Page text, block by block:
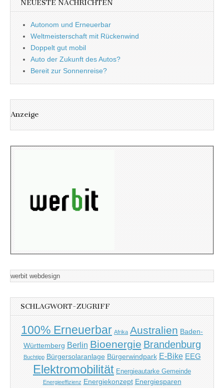
NEUESTE NACHRICHTEN
Autonom und Erneuerbar
Weltmeisterschaft mit Rückenwind
Doppelt gut mobil
Auto der Zukunft des Autos?
Bereit zur Sonnenreise?
Anzeige
werbit webdesign
SCHLAGWORT-ZUGRIFF
100% Erneuerbar Afrika Australien Baden-
Württemberg Berlin Bioenergie Brandenburg
Buchtipp Bürgersolaranlage Bürgerwindpark E-Bike EEG
Elektromobilität Energieautarke Gemeinde
Energieeffizienz Energiekonzept Energiesparen